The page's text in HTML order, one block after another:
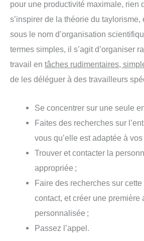
pour une productivité maximale, rien
s’inspirer de la théorie du
sous le nom d’organisation
termes simples, il s’agit d’organiser
travail en tâches rudimentaires,
de les déléguer à des travailleurs
Se concentrer sur une seule
Faites des recherches sur
vous qu’elle est adaptée à
Trouver et contacter la
appropriée ;
Faire des recherches sur
contact, et créer une première
personnalisée ;
Passez l’appel.